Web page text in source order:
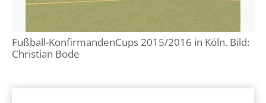
Fußball-KonfirmandenCups 2015/2016 in Köln. Bild:
Christian Bode